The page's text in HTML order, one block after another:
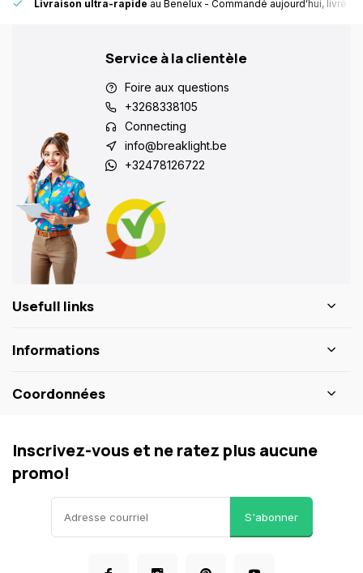
Livraison ultra-rapide au Benelux - Commandé aujourd’hui, livré
Service à la clientèle
Foire aux questions
+3268338105
Connecting
info@breaklight.be
+32478126722
Usefull links
Informations
Coordonnées
Inscrivez-vous et ne ratez plus aucune
promo!
S'abonner